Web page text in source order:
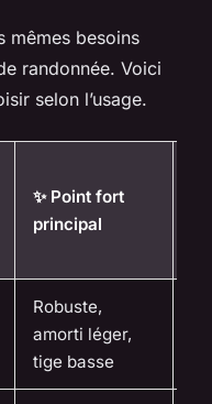
mêmes besoins
randonnée. Voici
selon l’usage.
✨ Point fort
principal
Robuste,
amorti léger,
tige basse